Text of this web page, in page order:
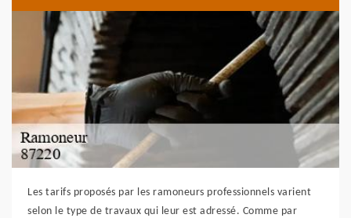
Les tarifs proposés par les ramoneurs professionnels varient
selon le type de travaux qui leur est adressé. Comme par